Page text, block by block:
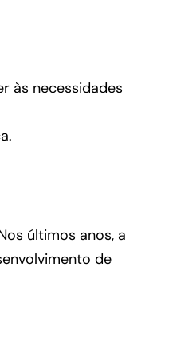
às necessidades
últimos anos, a
de